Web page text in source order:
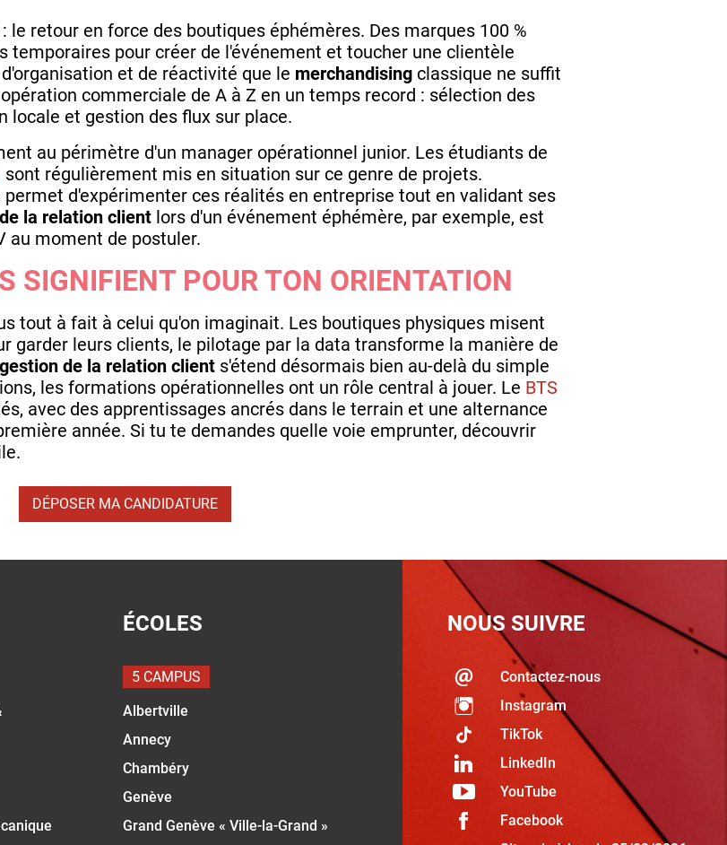
retour en force des boutiques éphémères. Des marques 100 %
temporaires pour créer de l'événement et toucher une clientèle
et de réactivité que le merchandising classique ne suffit
commerciale de A à Z en un temps record : sélection des
locale et gestion des flux sur place.
au périmètre d'un manager opérationnel junior. Les étudiants de
sont régulièrement mis en situation sur ce genre de projets.
d'expérimenter ces réalités en entreprise tout en validant ses
la relation client lors d'un événement éphémère, par exemple, est
au moment de postuler.
SIGNIFIENT POUR TON ORIENTATION
tout à fait à celui qu'on imaginait. Les boutiques physiques misent
garder leurs clients, le pilotage par la data transforme la manière de
gestion de la relation client s'étend désormais bien au-delà du simple
les formations opérationnelles ont un rôle central à jouer. Le BTS
avec des apprentissages ancrés dans le terrain et une alternance
année. Si tu te demandes quelle voie emprunter, découvrir
DÉPOSER MA CANDIDATURE
ÉCOLES
5 CAMPUS
Albertville
Annecy
Chambéry
Genève
Grand Genève « Ville-la-Grand »
NOUS SUIVRE
Contactez-nous
Instagram
TikTok
LinkedIn
YouTube
Facebook